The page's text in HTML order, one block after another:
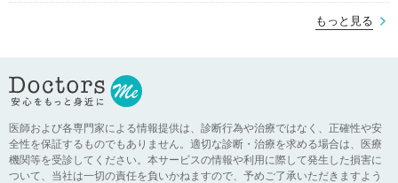
もっと見る
医師および各専門家による情報提供は、診断行為や治療ではなく、正確性や安
全性を保証するものでもありません。適切な診断・治療を求める場合は、医療
機関等を受診してください。本サービスの情報や利用に際して発生した損害に
ついて、当社は一切の責任を負いかねますので、予めご了承いただきますよう